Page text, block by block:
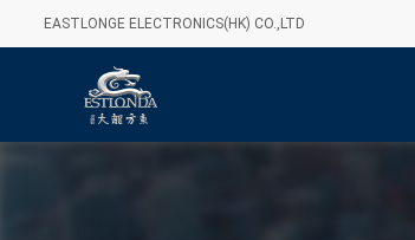
EASTLONGE ELECTRONICS(HK) CO.,LTD